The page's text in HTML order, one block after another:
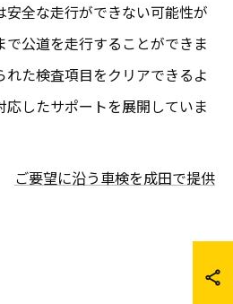
全な走行ができない可能性が
公道を走行することができま
た検査項目をクリアできるよ
応したサポートを展開していま
ご要望に沿う車検を成田で提供